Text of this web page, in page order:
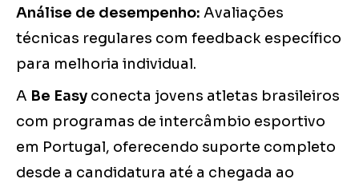
Análise de desempenho: Avaliações
técnicas regulares com feedback específico
para melhoria individual.
A Be Easy conecta jovens atletas brasileiros
com programas de intercâmbio esportivo
em Portugal, oferecendo suporte completo
desde a candidatura até a chegada ao